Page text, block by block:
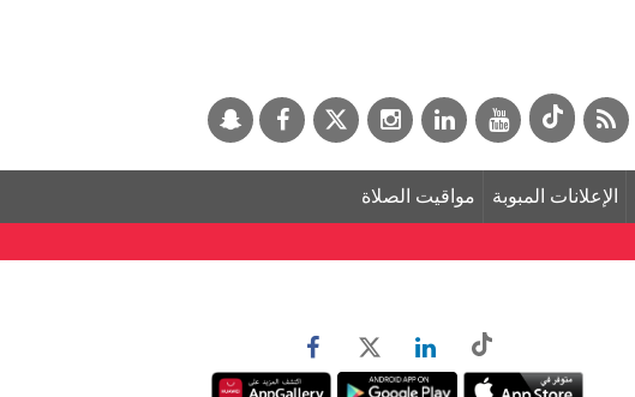
الإعلانات المبوبة مواقيت الصلاة